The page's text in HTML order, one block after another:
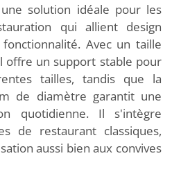
solution idéale pour les
qui allient design
Avec un taille
offre un support stable pour
tailles, tandis que la
de diamètre garantit une
quotidienne. Il s'intègre
de restaurant classiques,
aussi bien aux convives